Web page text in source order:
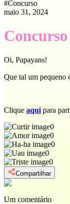
#Concurso
maio 31, 2024
Oi, Papayans!
Que tal um pequeno
Clique aqui para
0
0
0
0
0
Compartilhar
Um comentário